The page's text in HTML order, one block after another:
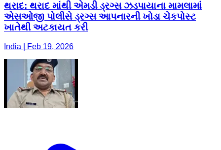
થરાદ: થરાદ માંથી એમડી ડ્રગ્સ ઝડપાયાના મામલામાં
એસઓજી પોલીસે ડ્રગ્સ આપનારની ખોડા ચેકપોસ્ટ
ખાતેથી અટકાયત કરી
India | Feb 19, 2026